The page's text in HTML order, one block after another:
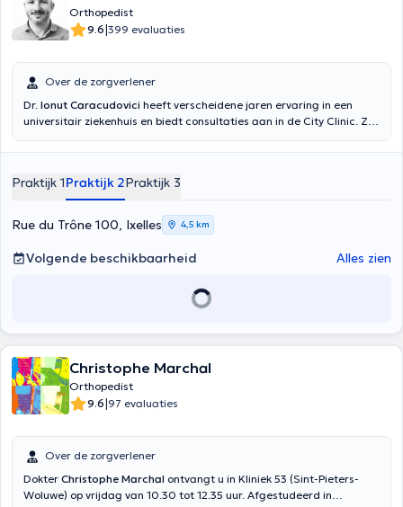
Orthopedist
9.6|399 evaluaties
Over de zorgverlener
Dr. Ionut Caracudovici heeft verscheidene jaren ervaring in een
universitair ziekenhuis en biedt consultaties aan in de City Clinic. Zijn
enkelchirurgie en traumatologie. Hij heeft talrijke cursussen en
verschillende nationale en internationale wetenschappelijke
genootschappen. U kunt contact opnemen met de dokter via e-mail:
[email protected]
Praktijk 1Praktijk 2Praktijk 3
Rue du Trône 100, Ixelles 4,5 km
Volgende beschikbaarheid Alles zien
Christophe Marchal
Orthopedist
9.6|97 evaluaties
Over de zorgverlener
Dokter Christophe Marchal ontvangt u in Kliniek 53 (Sint-Pieters-
Woluwe) op vrijdag van 10.30 tot 12.35 uur. Afgestudeerd in